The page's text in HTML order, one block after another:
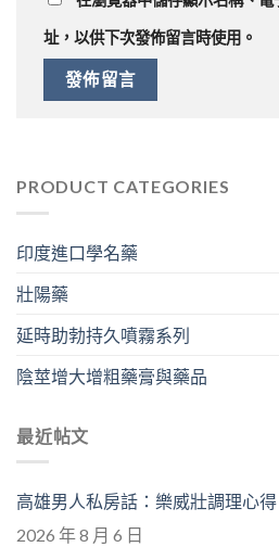
址，以供下次發佈留言時使用。
PRODUCT CATEGORIES
印度進口學名藥
壯陽藥
延時助勃持久噴霧系列
陰莖增大增粗藥膏與藥品
最近帖文
高雄男人私房話：樂威壯調理心
2026 年 8 月 6 日